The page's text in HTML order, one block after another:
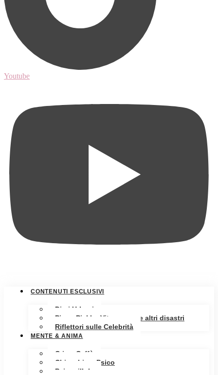
Youtube
CONTENUTI ESCLUSIVI
Diari Urbani
Pippa Pickle: Vita, amore e altri disastri
Riflettori sulle Celebrità
MENTE & ANIMA
Crime Caffè
Chiacchiere Psico
Psicopillole